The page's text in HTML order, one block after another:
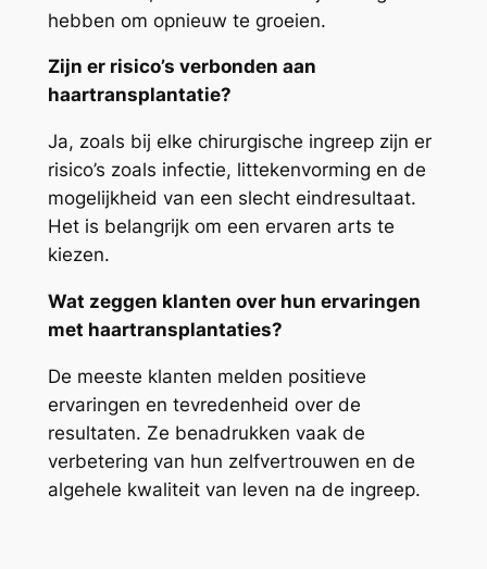
hebben om opnieuw te groeien.
Zijn er risico’s verbonden aan
haartransplantatie?
Ja, zoals bij elke chirurgische ingreep zijn er
risico’s zoals infectie, littekenvorming en de
mogelijkheid van een slecht eindresultaat.
Het is belangrijk om een ervaren arts te
kiezen.
Wat zeggen klanten over hun ervaringen
met haartransplantaties?
De meeste klanten melden positieve
ervaringen en tevredenheid over de
resultaten. Ze benadrukken vaak de
verbetering van hun zelfvertrouwen en de
algehele kwaliteit van leven na de ingreep.